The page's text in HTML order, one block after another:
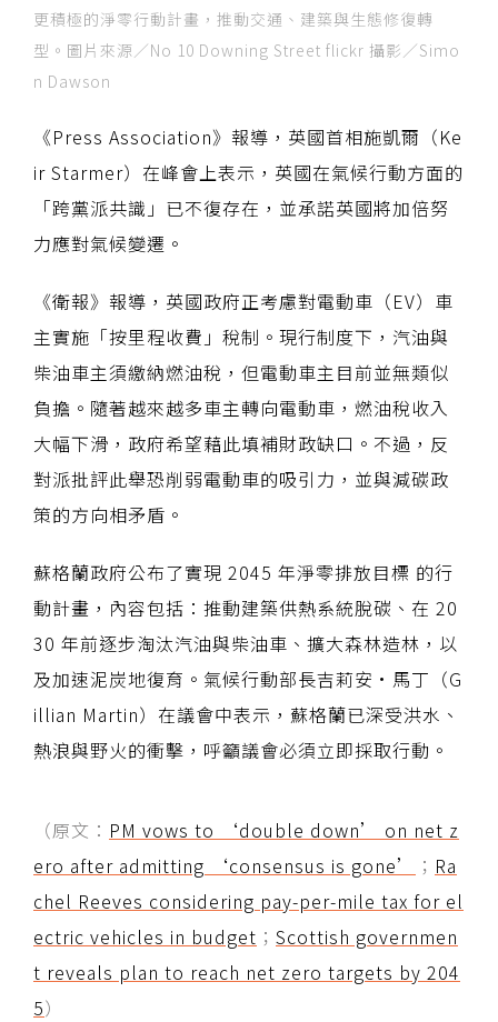
更積極的淨零行動計畫，推動交通、建築與生態修復轉
型。圖片來源／No 10 Downing Street flickr 攝影／Simo
n Dawson
《Press Association》報導，英國首相施凱爾（Ke
ir Starmer）在峰會上表示，英國在氣候行動方面的
「跨黨派共識」已不復存在，並承諾英國將加倍努
力應對氣候變遷。
《衛報》報導，英國政府正考慮對電動車（EV）車
主實施「按里程收費」稅制。現行制度下，汽油與
柴油車主須繳納燃油稅，但電動車主目前並無類似
負擔。隨著越來越多車主轉向電動車，燃油稅收入
大幅下滑，政府希望藉此填補財政缺口。不過，反
對派批評此舉恐削弱電動車的吸引力，並與減碳政
策的方向相矛盾。
蘇格蘭政府公布了實現 2045 年淨零排放目標 的行
動計畫，內容包括：推動建築供熱系統脫碳、在 20
30 年前逐步淘汰汽油與柴油車、擴大森林造林，以
及加速泥炭地復育。氣候行動部長吉莉安·馬丁（G
illian Martin）在議會中表示，蘇格蘭已深受洪水、
熱浪與野火的衝擊，呼籲議會必須立即採取行動。
（原文： PM vows to ‘double down’ on net z
ero after admitting ‘consensus is gone’
； Ra
chel Reeves considering pay-per-mile tax for el
ectric vehicles in budget ； Scottish governmen
t reveals plan to reach net zero targets by 204
5）